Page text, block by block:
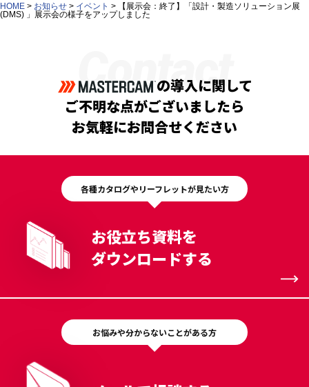
HOME > お知らせ > イベント >
【展示会：終了】「設計・製造ソリューション展
(DMS) 」展示会の様子をアップしました
Contact
の導入に関して
ご不明な点がございましたら
お気軽にお問合せください
各種カタログやリーフレットが見たい方
お役立ち資料を
ダウンロードする
お悩みや分からないことがある方